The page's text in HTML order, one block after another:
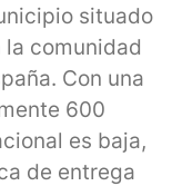
situado
comunidad
Con una
600
es baja,
de entrega